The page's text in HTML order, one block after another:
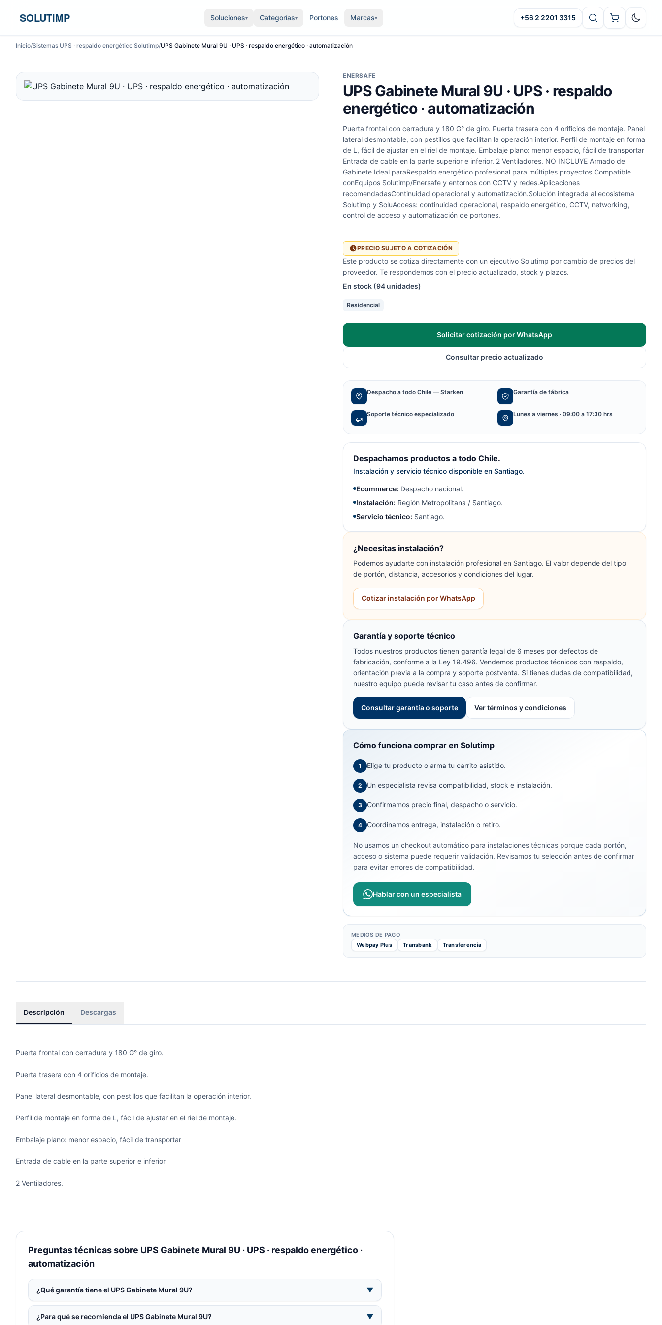
SOLUTIMP Soluciones▾ Categorías▾ Portones Marcas▾ +56 2 2201 3315 Oscuro
Inicio/Sistemas UPS · respaldo energético Solutimp/ UPS Gabinete Mural 9U · UPS · respaldo energético · automatización
ENERSAFE
UPS Gabinete Mural 9U · UPS · respaldo
energético · automatización
Puerta frontal con cerradura y 180 G° de giro. Puerta trasera con 4 orificios de montaje. Panel
lateral desmontable, con pestillos que facilitan la operación interior. Perfil de montaje en forma
de L, fácil de ajustar en el riel de montaje. Embalaje plano: menor espacio, fácil de transportar
Entrada de cable en la parte superior e inferior. 2 Ventiladores. NO INCLUYE Armado de
Gabinete Ideal paraRespaldo energético profesional para múltiples proyectos.Compatible
conEquipos Solutimp/Enersafe y entornos con CCTV y redes.Aplicaciones
recomendadasContinuidad operacional y automatización.Solución integrada al ecosistema
Solutimp y SoluAccess: continuidad operacional, respaldo energético, CCTV, networking,
control de acceso y automatización de portones.
PRECIO SUJETO A COTIZACIÓN
Este producto se cotiza directamente con un ejecutivo Solutimp por cambio de precios del
proveedor. Te respondemos con el precio actualizado, stock y plazos.
En stock (94 unidades)
Residencial
Solicitar cotización por WhatsApp
Consultar precio actualizado
Despacho a todo Chile — Starken Garantía de fábrica
Soporte técnico especializado Lunes a viernes · 09:00 a 17:30 hrs
Despachamos productos a todo Chile.
Instalación y servicio técnico disponible en Santiago.
Ecommerce: Despacho nacional.
Instalación: Región Metropolitana / Santiago.
Servicio técnico: Santiago.
¿Necesitas instalación?
Podemos ayudarte con instalación profesional en Santiago. El valor depende del tipo
de portón, distancia, accesorios y condiciones del lugar.
Cotizar instalación por WhatsApp
Garantía y soporte técnico
Todos nuestros productos tienen garantía legal de 6 meses por defectos de
fabricación, conforme a la Ley 19.496. Vendemos productos técnicos con respaldo,
orientación previa a la compra y soporte postventa. Si tienes dudas de compatibilidad,
nuestro equipo puede revisar tu caso antes de confirmar.
Consultar garantía o soporte Ver términos y condiciones
Cómo funciona comprar en Solutimp
1 Elige tu producto o arma tu carrito asistido.
2 Un especialista revisa compatibilidad, stock e instalación.
3 Confirmamos precio final, despacho o servicio.
4 Coordinamos entrega, instalación o retiro.
No usamos un checkout automático para instalaciones técnicas porque cada portón,
acceso o sistema puede requerir validación. Revisamos tu selección antes de confirmar
para evitar errores de compatibilidad.
Hablar con un especialista
MEDIOS DE PAGO
Webpay Plus
Transbank Transferencia
Descripción Descargas
Puerta frontal con cerradura y 180 G° de giro.
Puerta trasera con 4 orificios de montaje.
Panel lateral desmontable, con pestillos que facilitan la operación interior.
Perfil de montaje en forma de L, fácil de ajustar en el riel de montaje.
Embalaje plano: menor espacio, fácil de transportar
Entrada de cable en la parte superior e inferior.
2 Ventiladores.
Preguntas técnicas sobre UPS Gabinete Mural 9U · UPS · respaldo energético ·
automatización
¿Qué garantía tiene el UPS Gabinete Mural 9U? ▼
¿Para qué se recomienda el UPS Gabinete Mural 9U? ▼